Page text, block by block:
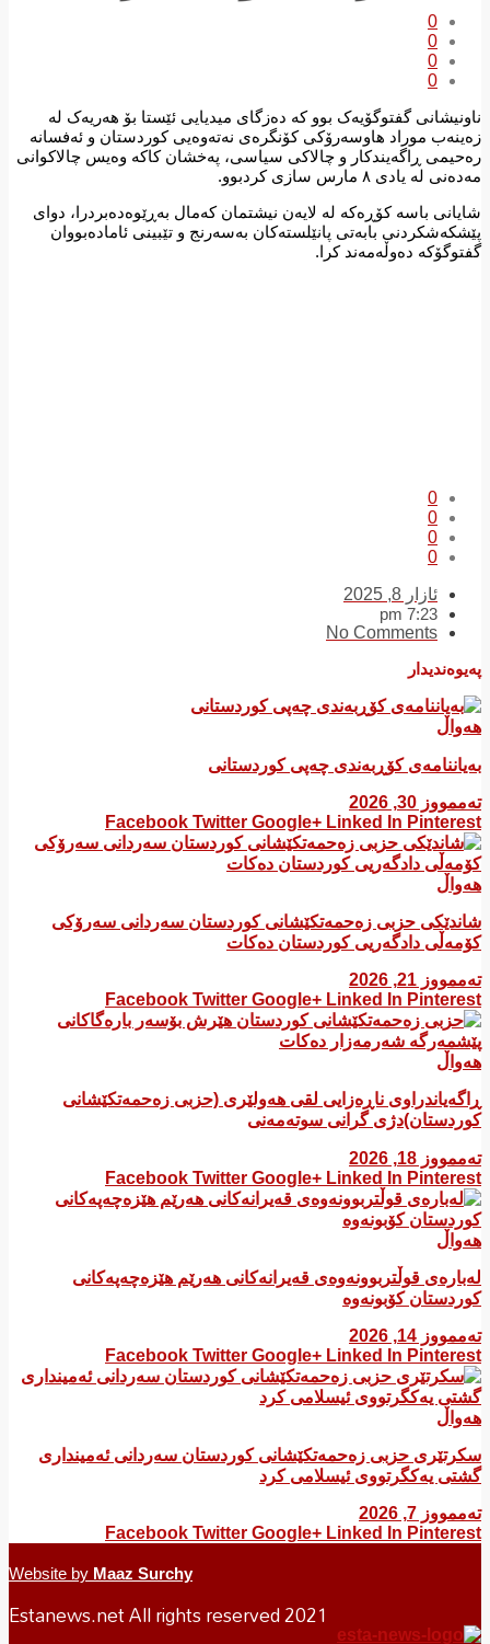
0
0
0
0
ناونیشانی گفتوگۆیەک بوو کە دەزگای میدیایی ئێستا بۆ هەریەک لە
زەینەب موراد هاوسەرۆکی کۆنگرەی نەتەوەیی کوردستان و ئەفسانە
رەحیمی ڕاگەیندکار و چالاکی سیاسی، پەخشان کاکە وەیس چالاکوانی
مەدەنی لە یادی ٨ مارس سازی کردبوو.
شایانی باسە کۆڕەکە لە لایەن نیشتمان کەمال بەڕێوەدەبردرا، دوای
پێشکەشکردنی بابەتی پانێلستەکان بەسەرنج و تێبینی ئامادەبووان
گفتوگۆکە دەوڵەمەند کرا.
0
0
0
0
ئازار 8, 2025
7:23 pm
No Comments
پەیوەندیدار
هەواڵ
بەیاننامەی کۆڕبەندی چەپی کوردستانی
تەممووز 30, 2026
Facebook Twitter Google+ Linked In Pinterest
هەواڵ
شاندێکی حزبی زەحمەتکێشانی کوردستان سەردانی سەرۆکی
کۆمەڵی دادگەریی کوردستان دەکات
تەممووز 21, 2026
Facebook Twitter Google+ Linked In Pinterest
هەواڵ
ڕاگەیاندراوی ناڕەزایی لقی هەولێری (حزبی زەحمەتکێشانی
کوردستان)دژی گرانی سوتەمەنی
تەممووز 18, 2026
Facebook Twitter Google+ Linked In Pinterest
هەواڵ
لەبارەی قوڵتربوونەوەی قەیرانەكانی هەرێم هێزەچەپەكانی
كوردستان كۆبونەوە
تەممووز 14, 2026
Facebook Twitter Google+ Linked In Pinterest
هەواڵ
سکرتێری حزبی زەحمەتکێشانی کوردستان سەردانی ئەمینداری
گشتی یەکگرتووی ئیسلامی کرد
تەممووز 7, 2026
Facebook Twitter Google+ Linked In Pinterest
Website by Maaz Surchy
Estanews.net All rights reserved 2021